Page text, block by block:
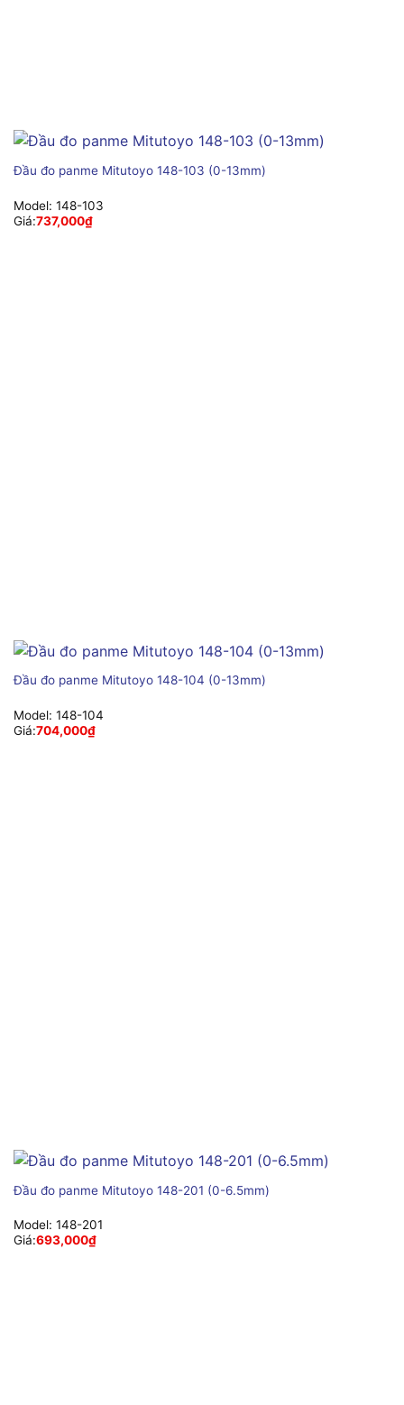
Đầu đo panme Mitutoyo 148-103 (0-13mm)
Model: 148-103
Giá:737,000₫
Đầu đo panme Mitutoyo 148-104 (0-13mm)
Model: 148-104
Giá:704,000₫
Đầu đo panme Mitutoyo 148-201 (0-6.5mm)
Model: 148-201
Giá:693,000₫